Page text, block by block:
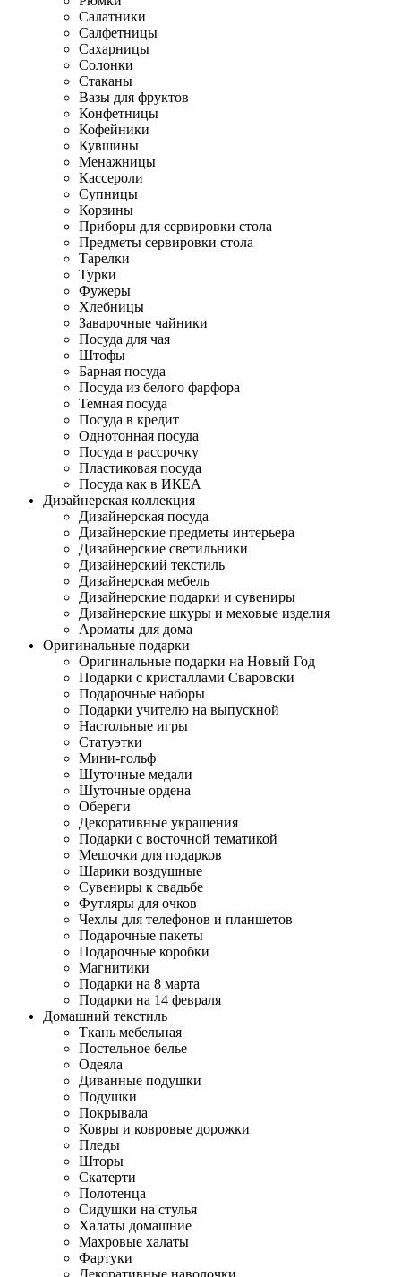
Салатники
Салфетницы
Сахарницы
Солонки
Стаканы
Вазы для фруктов
Конфетницы
Кофейники
Кувшины
Менажницы
Кассероли
Супницы
Корзины
Приборы для сервировки стола
Предметы сервировки стола
Тарелки
Турки
Фужеры
Хлебницы
Заварочные чайники
Посуда для чая
Штофы
Барная посуда
Посуда из белого фарфора
Темная посуда
Посуда в кредит
Однотонная посуда
Посуда в рассрочку
Пластиковая посуда
Посуда как в ИКЕА
Дизайнерская коллекция
Дизайнерская посуда
Дизайнерские предметы интерьера
Дизайнерские светильники
Дизайнерский текстиль
Дизайнерская мебель
Дизайнерские подарки и сувениры
Дизайнерские шкуры и меховые изделия
Ароматы для дома
Оригинальные подарки
Оригинальные подарки на Новый Год
Подарки с кристаллами Сваровски
Подарочные наборы
Подарки учителю на выпускной
Настольные игры
Статуэтки
Мини-гольф
Шуточные медали
Шуточные ордена
Обереги
Декоративные украшения
Подарки с восточной тематикой
Мешочки для подарков
Шарики воздушные
Сувениры к свадьбе
Футляры для очков
Чехлы для телефонов и планшетов
Подарочные пакеты
Подарочные коробки
Магнитики
Подарки на 8 марта
Подарки на 14 февраля
Домашний текстиль
Ткань мебельная
Постельное белье
Одеяла
Диванные подушки
Подушки
Покрывала
Ковры и ковровые дорожки
Пледы
Шторы
Скатерти
Полотенца
Сидушки на стулья
Халаты домашние
Махровые халаты
Фартуки
Декоративные наволочки